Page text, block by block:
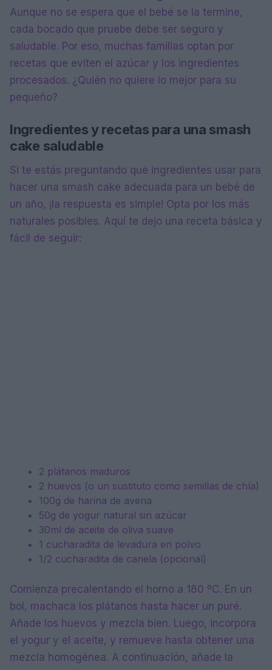
Aunque no se espera que el bebé se la termine,
cada bocado que pruebe debe ser seguro y
saludable. Por eso, muchas familias optan por
recetas que eviten el azúcar y los ingredientes
procesados. ¿Quién no quiere lo mejor para su
pequeño?
Ingredientes y recetas para una smash
cake saludable
Si te estás preguntando qué ingredientes usar para
hacer una smash cake adecuada para un bebé de
un año, ¡la respuesta es simple! Opta por los más
naturales posibles. Aquí te dejo una receta básica y
fácil de seguir:
2 plátanos maduros
2 huevos (o un sustituto como semillas de chía)
100g de harina de avena
50g de yogur natural sin azúcar
30ml de aceite de oliva suave
1 cucharadita de levadura en polvo
1/2 cucharadita de canela (opcional)
Comienza precalentando el horno a 180 ºC. En un
bol, machaca los plátanos hasta hacer un puré.
Añade los huevos y mezcla bien. Luego, incorpora
el yogur y el aceite, y remueve hasta obtener una
mezcla homogénea. A continuación, añade la